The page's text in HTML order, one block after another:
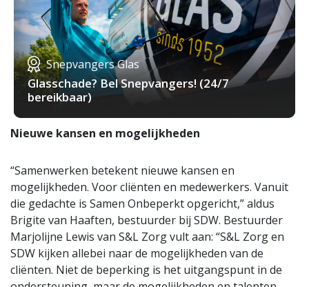
Snepvangers Glas
Glasschade? Bel Snepvangers! (24/7
bereikbaar)
Nieuwe kansen en mogelijkheden
“Samenwerken betekent nieuwe kansen en
mogelijkheden. Voor cliënten en medewerkers. Vanuit
die gedachte is Samen Onbeperkt opgericht,” aldus
Brigite van Haaften, bestuurder bij SDW. Bestuurder
Marjolijne Lewis van S&L Zorg vult aan: “S&L Zorg en
SDW kijken allebei naar de mogelijkheden van de
cliënten. Niet de beperking is het uitgangspunt in de